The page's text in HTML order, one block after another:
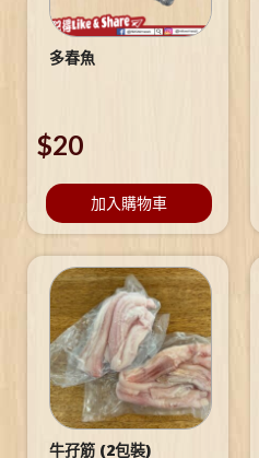
多春魚
$20
加入購物車
牛孖筋 (2包裝)